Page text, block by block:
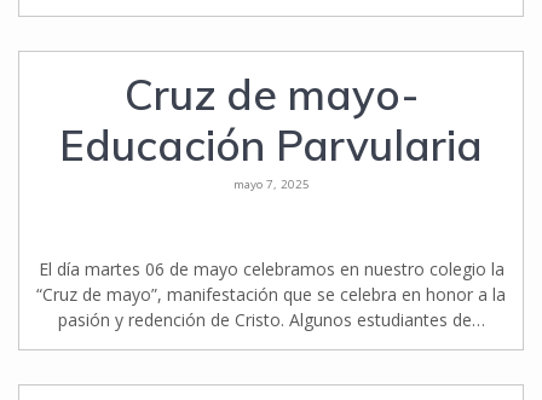
Cruz de mayo-
Educación Parvularia
mayo 7, 2025
El día martes 06 de mayo celebramos en nuestro colegio la
“Cruz de mayo”, manifestación que se celebra en honor a la
pasión y redención de Cristo. Algunos estudiantes de…